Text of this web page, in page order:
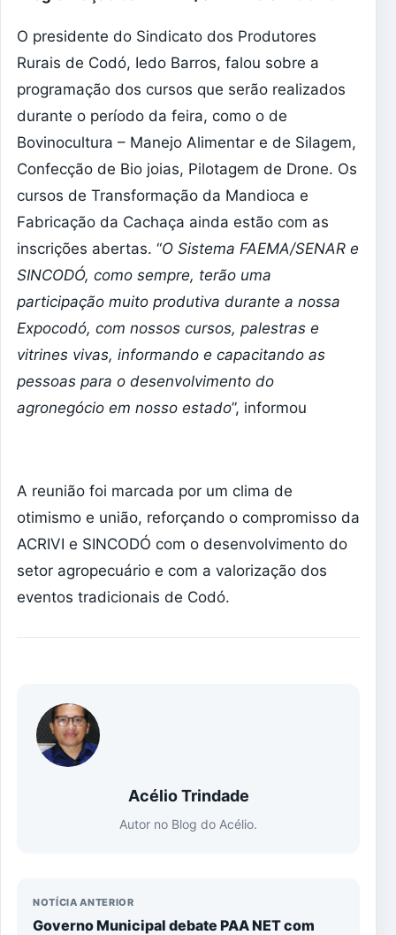
O presidente do Sindicato dos Produtores
Rurais de Codó, Iedo Barros, falou sobre a
programação dos cursos que serão realizados
durante o período da feira, como o de
Bovinocultura – Manejo Alimentar e de Silagem,
Confecção de Bio joias, Pilotagem de Drone. Os
cursos de Transformação da Mandioca e
Fabricação da Cachaça ainda estão com as
inscrições abertas. “O Sistema FAEMA/SENAR e
SINCODÓ, como sempre, terão uma
participação muito produtiva durante a nossa
Expocodó, com nossos cursos, palestras e
vitrines vivas, informando e capacitando as
pessoas para o desenvolvimento do
agronegócio em nosso estado”, informou
A reunião foi marcada por um clima de
otimismo e união, reforçando o compromisso da
ACRIVI e SINCODÓ com o desenvolvimento do
setor agropecuário e com a valorização dos
eventos tradicionais de Codó.
Acélio Trindade
Autor no Blog do Acélio.
NOTÍCIA ANTERIOR
Governo Municipal debate PAA NET com